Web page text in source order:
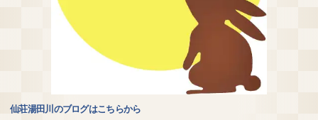
仙荘湯田川のブログはこちらから